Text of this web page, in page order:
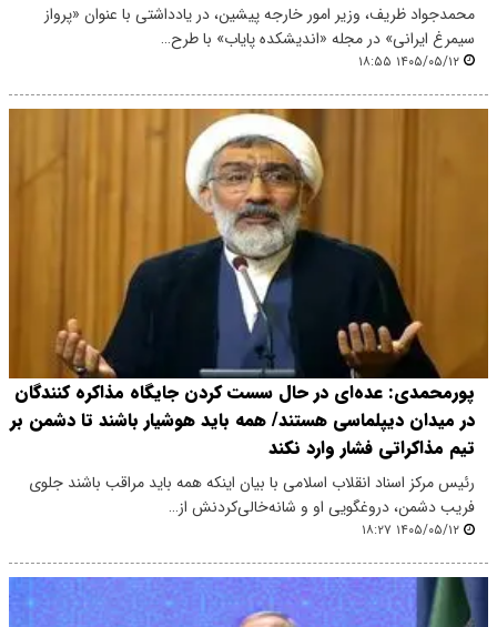
محمدجواد ظریف، وزیر امور خارجه پیشین، در یادداشتی با عنوان «پرواز
سیمرغ ایرانی» در مجله «اندیشکده پایاب» با طرح…
۱۴۰۵/۰۵/۱۲ ۱۸:۵۵
پورمحمدی: عده‌ای در حال سست کردن جایگاه مذاکره کنندگان
در میدان دیپلماسی هستند/ همه باید هوشیار باشند تا دشمن بر
تیم مذاکراتی فشار وارد نکند
رئیس مرکز اسناد انقلاب اسلامی با بیان اینکه همه باید مراقب باشند جلوی
فریب دشمن، دروغگویی او و شانه‌خالی‌کردنش از…
۱۴۰۵/۰۵/۱۲ ۱۸:۲۷